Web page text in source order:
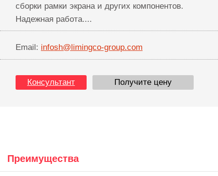
сборки рамки экрана и других компонентов.
Надежная работа....
Email: infosh@limingco-group.com
Консультант Получите цену
Преимущества